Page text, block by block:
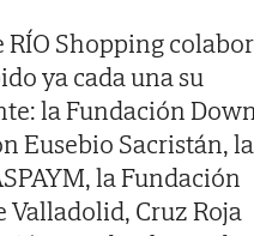
RÍO Shopping
ya cada una su
la Fundación
Eusebio Sacristán, la
la Fundación
Valladolid, Cruz Roja